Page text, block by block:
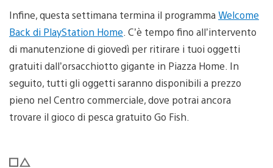
Infine, questa settimana termina il programma Welcome
Back di PlayStation Home . C’è tempo fino all’intervento
di manutenzione di giovedì per ritirare i tuoi oggetti
gratuiti dall’orsacchiotto gigante in Piazza Home. In
seguito, tutti gli oggetti saranno disponibili a prezzo
pieno nel Centro commerciale, dove potrai ancora
trovare il gioco di pesca gratuito Go Fish.